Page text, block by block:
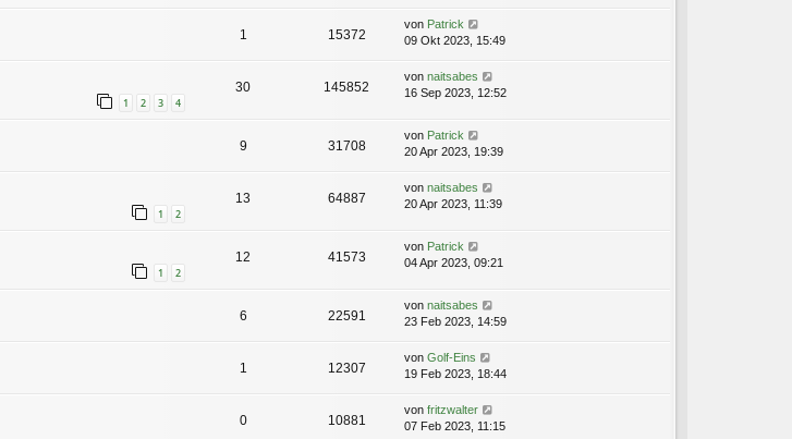
1 15372
von Patrick
09 Okt 2023, 15:49
1 2 3 4
30 145852
von naitsabes
16 Sep 2023, 12:52
9 31708
von Patrick
20 Apr 2023, 19:39
1 2
13 64887
von naitsabes
20 Apr 2023, 11:39
1 2
12 41573
von Patrick
04 Apr 2023, 09:21
6 22591
von naitsabes
23 Feb 2023, 14:59
1 12307
von Golf-Eins
19 Feb 2023, 18:44
0 10881
von fritzwalter
07 Feb 2023, 11:15